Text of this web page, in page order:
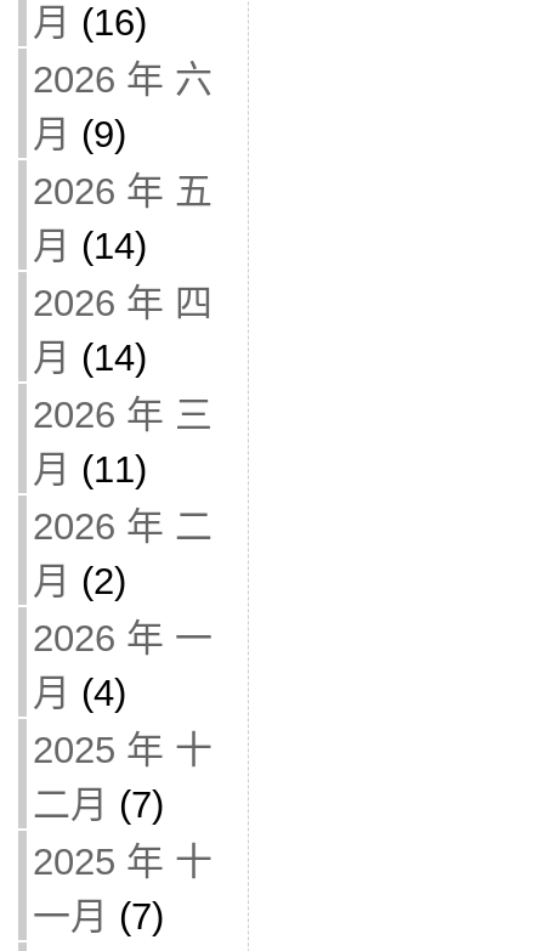
月 (16)
2026 年 六
月 (9)
2026 年 五
月 (14)
2026 年 四
月 (14)
2026 年 三
月 (11)
2026 年 二
月 (2)
2026 年 一
月 (4)
2025 年 十
二月 (7)
2025 年 十
一月 (7)